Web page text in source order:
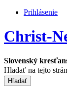
Prihlásenie
Christ-
Slovenský
Hladať na tejto